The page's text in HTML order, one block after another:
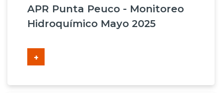
APR Punta Peuco - Monitoreo
Hidroquímico Mayo 2025
+